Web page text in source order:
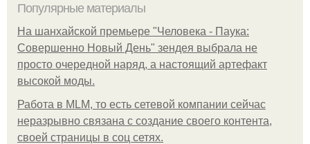
Популярные материалы
На шанхайской премьере "Человека - Паука:
Совершенно Новый День" зендея выбрала не
просто очередной наряд, а настоящий артефакт
высокой моды.
Работа в MLM, то есть сетевой компании сейчас
неразрывно связана с создание своего контента,
своей страницы в соц сетях.